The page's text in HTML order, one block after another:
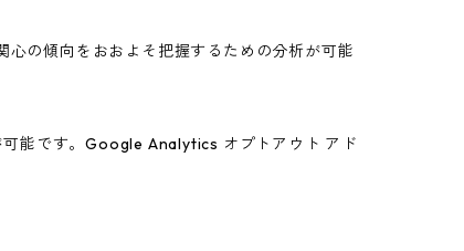
の傾向をおおよそ把握するための分析が可能
能です。Google Analytics オプトアウト アド